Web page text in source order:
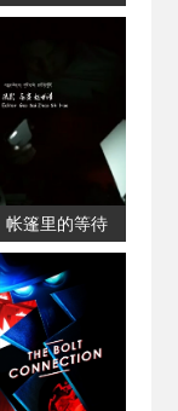
帐篷里的等待